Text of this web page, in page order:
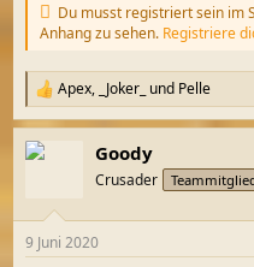
Du musst registriert sein im
Anhang zu sehen. Registriere
R
e
a
k
e
Apex, _Joker_ und Pelle
Goody
Crusader
9 Juni 2020